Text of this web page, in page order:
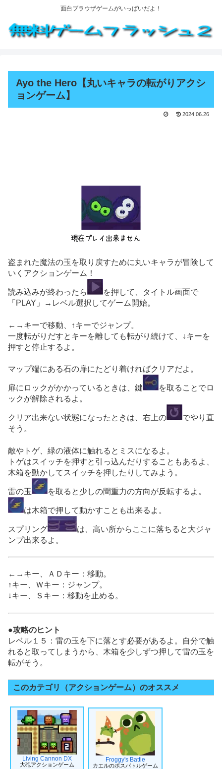
面白ブラウザゲームがいっぱいだよ！
Ayo the Hero【丸いキャラの転がりアクシ
ョンゲーム】
2024.06.26
盗まれた魔法の玉を取り戻すために丸いキャラが冒険して
いくアクションゲーム！
読み込みが終わったら
を押して、タイトル画面で
「PLAY」→レベル選択してゲーム開始。
←→キーで移動、↑キーでジャンプ。
一度転がりだすとキーを離しても転がり続けて、↓キーを
押すと停止するよ。
マップ端にある石の扉にたどり着ければクリアだよ。
扉にロックがかかっているときは、鍵
を取ることでロ
ックが解除されるよ。
クリア出来ない状態になったときは、右上の
でやり直
そう。
敵やトゲ、緑の液体に触れるとミスになるよ。
トゲはスイッチを押すと引っ込んだりすることもあるよ、
木箱を動かしてスイッチを押したりしてみよう。
雷の玉 を取ると少しの間重力の方向が反転するよ。
は木箱で押して動かすことも出来るよ。
スプリング
は、高い所からここに落ちると大ジャ
ンプ出来るよ。
←→キー、ＡＤキー：移動。
↑キー、Ｗキー：ジャンプ。
↓キー、Ｓキー：移動を止める。
●攻略のヒント
レベル１５：雷の玉を下に落とす必要があるよ。自分で触
れると取ってしまうから、木箱を少しずつ押して雷の玉を
転がそう。
このカテゴリ（アクションゲーム）のオススメ
Living Cannon DX
大砲アクションゲーム
Froggy's Battle
カエルのボスバトルゲーム